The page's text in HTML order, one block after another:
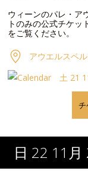
ウィーンのパレ・ア
トのみの公式チケッ
をご覧ください。
アウエルスペ
土 21
チ
日 22 11月